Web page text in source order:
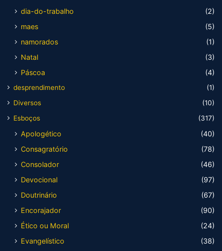
dia-do-trabalho
(2)
maes
(5)
namorados
(1)
Natal
(3)
Páscoa
(4)
desprendimento
(1)
Diversos
(10)
Esboços
(317)
Apologético
(40)
Consagratório
(78)
Consolador
(46)
Devocional
(97)
Doutrinário
(67)
Encorajador
(90)
Ético ou Moral
(24)
Evangelístico
(38)